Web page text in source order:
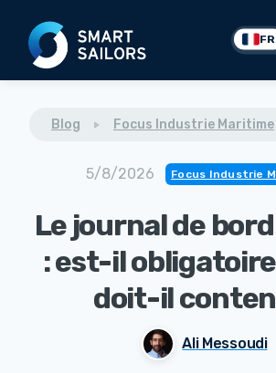
FR
Blog Focus Industrie Maritime
5/8/2026 Focus Industrie
Le journal de
: est-il
doit-il
Ali Messoudi